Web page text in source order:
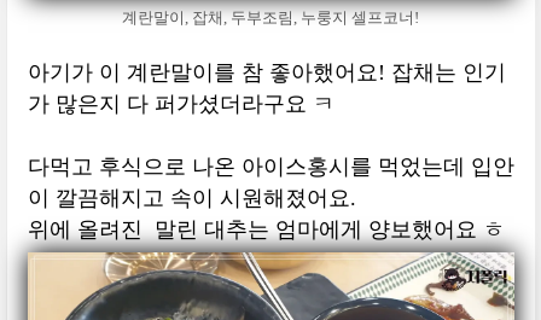
계란말이, 잡채, 두부조림, 누룽지 셀프코너!
아기가 이 계란말이를 참 좋아했어요! 잡채는 인기
가 많은지 다 퍼가셨더라구요 ㅋ
다먹고 후식으로 나온 아이스홍시를 먹었는데 입안
이 깔끔해지고 속이 시원해졌어요.
위에 올려진 말린 대추는 엄마에게 양보했어요 ㅎ